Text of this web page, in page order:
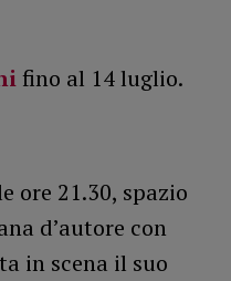
fino al 14 luglio.
ore 21.30, spazio
d’autore con
in scena il suo